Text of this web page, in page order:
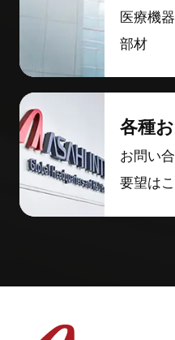
医療機
部材
各種
お問い
要望は